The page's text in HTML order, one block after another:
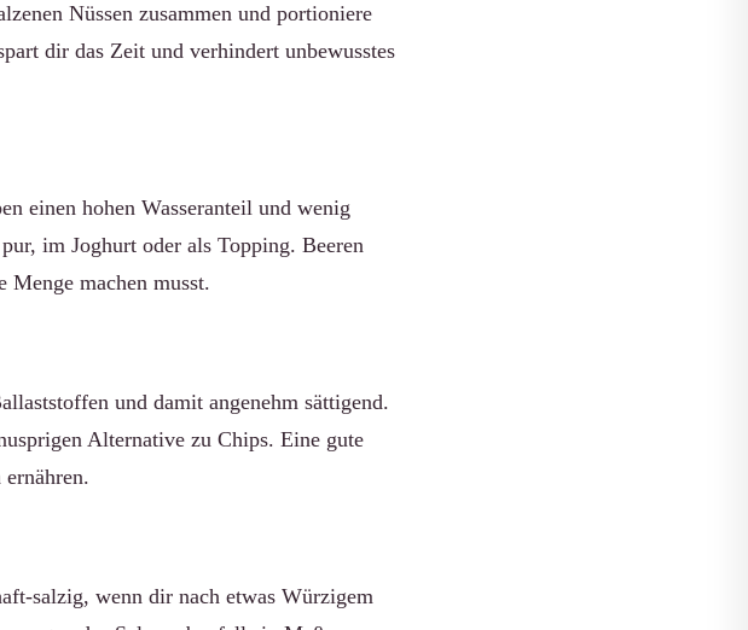
Nüssen zusammen und portioniere
dir das Zeit und verhindert unbewusstes
einen hohen Wasseranteil und wenig
im Joghurt oder als Topping. Beeren
Menge machen musst.
und damit angenehm sättigend.
Alternative zu Chips. Eine gute
salzig, wenn dir nach etwas Würzigem